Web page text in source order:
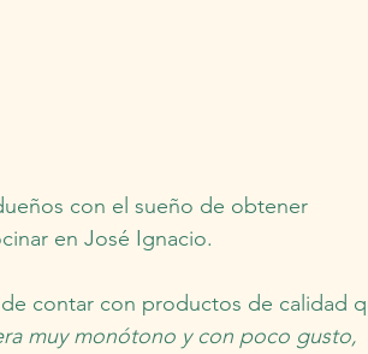
con el sueño de obtener
en José Ignacio.
contar con productos de calidad
muy monótono y con poco gusto,